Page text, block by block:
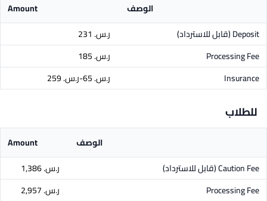
الوصف
Amount
Deposit(قابل للاسترداد)
ر.س.‏ 231
Processing Fee
ر.س.‏ 185
Insurance
ر.س.‏ 65-ر.س.‏ 259
للطلاب
الوصف
Amount
Caution Fee(قابل للاسترداد)
ر.س.‏ 1,386
Processing Fee
ر.س.‏ 2,957